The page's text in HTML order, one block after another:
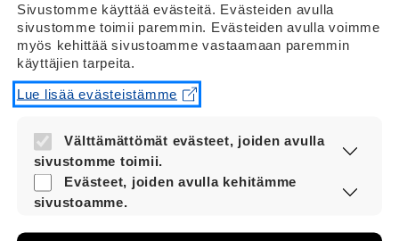
Hei
Kyllä naimisiin voi mennä monta kertaa.
Mutta ei yhtä aikaa.
Naimisiin voi mennä uudestaan, kun on
Sivustomme käyttää evästeitä. Evästeiden avulla
sivustomme toimii paremmin. Evästeiden avulla voimme
myös kehittää sivustoamme vastaamaan paremmin
käyttäjien tarpeita.
Lue lisää evästeistämme
Välttämättömät evästeet, joiden avulla
sivustomme toimii.
Nämä evästeet ovat aina käytössä, jotta
sivustoamme voi käyttää sujuvasti ja
Evästeet, joiden avulla kehitämme
sivustoamme.